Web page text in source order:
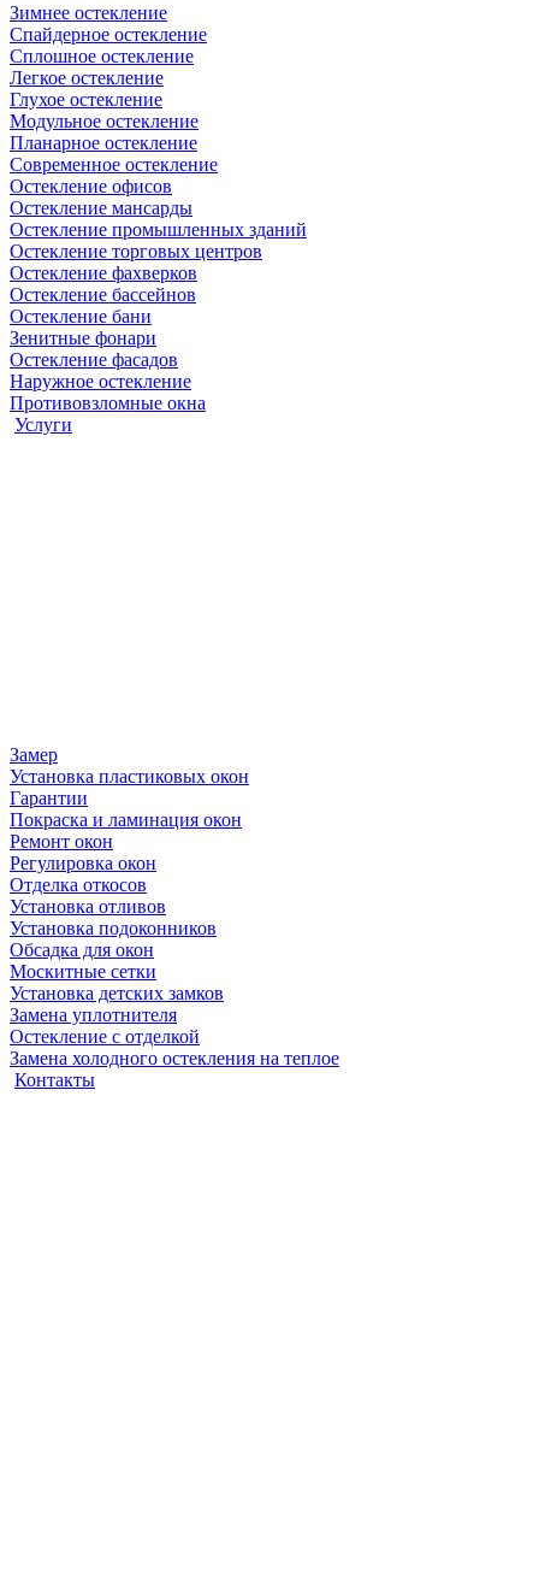
Зимнее остекление
Спайдерное остекление
Сплошное остекление
Легкое остекление
Глухое остекление
Модульное остекление
Планарное остекление
Современное остекление
Остекление офисов
Остекление мансарды
Остекление промышленных зданий
Остекление торговых центров
Остекление фахверков
Остекление бассейнов
Остекление бани
Зенитные фонари
Остекление фасадов
Наружное остекление
Противовзломные окна
Услуги
Замер
Установка пластиковых окон
Гарантии
Покраска и ламинация окон
Ремонт окон
Регулировка окон
Отделка откосов
Установка отливов
Установка подоконников
Обсадка для окон
Москитные сетки
Установка детских замков
Замена уплотнителя
Остекление с отделкой
Замена холодного остекления на теплое
Контакты